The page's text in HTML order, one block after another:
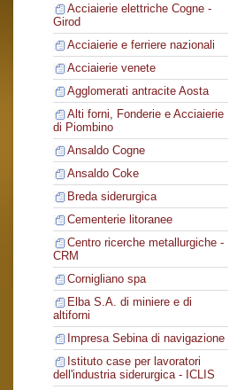
Acciaierie elettriche Cogne -
Girod
Acciaierie e ferriere nazionali
Acciaierie venete
Agglomerati antracite Aosta
Alti forni, Fonderie e Acciaierie
di Piombino
Ansaldo Cogne
Ansaldo Coke
Breda siderurgica
Cementerie litoranee
Centro ricerche metallurgiche -
CRM
Cornigliano spa
Elba S.A. di miniere e di
altiforni
Impresa Sebina di navigazione
Istituto case per lavoratori
dell'industria siderurgica - ICLIS